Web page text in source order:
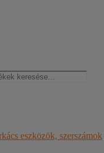
eszközök, szerszámok